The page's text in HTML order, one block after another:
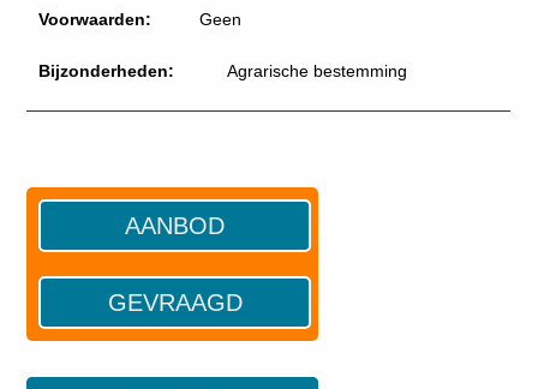
Voorwaarden: Geen
Bijzonderheden: Agrarische bestemming
AANBOD
GEVRAAGD